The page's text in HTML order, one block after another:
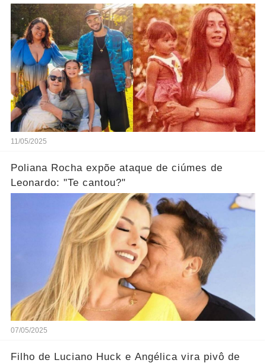
11/05/2025
Poliana Rocha expõe ataque de ciúmes de
Leonardo: "Te cantou?"
07/05/2025
Filho de Luciano Huck e Angélica vira pivô de